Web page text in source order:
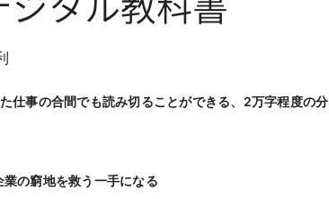
ジタル教科書
仕事の合間でも読み切ることができる、2万字程度の分
の窮地を救う一手になる